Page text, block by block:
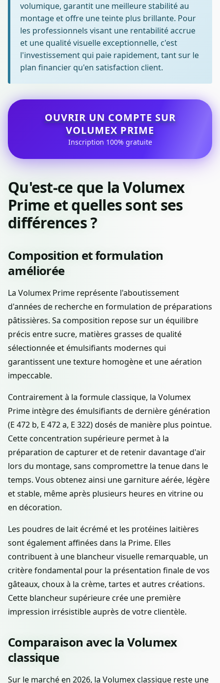
volumique, garantit une meilleure stabilité au
montage et offre une teinte plus brillante. Pour
les professionnels visant une rentabilité accrue
et une qualité visuelle exceptionnelle, c'est
l'investissement qui paie rapidement, tant sur le
plan financier qu'en satisfaction client.
OUVRIR UN COMPTE SUR
VOLUMEX PRIME
Inscription 100% gratuite
Qu'est-ce que la Volumex
Prime et quelles sont ses
différences ?
Composition et formulation
améliorée
La Volumex Prime représente l'aboutissement
d'années de recherche en formulation de préparations
pâtissières. Sa composition repose sur un équilibre
précis entre sucre, matières grasses de qualité
sélectionnée et émulsifiants modernes qui
garantissent une texture homogène et une aération
impeccable.
Contrairement à la formule classique, la Volumex
Prime intègre des émulsifiants de dernière génération
(E 472 b, E 472 a, E 322) dosés de manière plus pointue.
Cette concentration supérieure permet à la
préparation de capturer et de retenir davantage d'air
lors du montage, sans compromettre la tenue dans le
temps. Vous obtenez ainsi une garniture aérée, légère
et stable, même après plusieurs heures en vitrine ou
en décoration.
Les poudres de lait écrémé et les protéines laitières
sont également affinées dans la Prime. Elles
contribuent à une blancheur visuelle remarquable, un
critère fondamental pour la présentation finale de vos
gâteaux, choux à la crème, tartes et autres créations.
Cette blancheur supérieure crée une première
impression irrésistible auprès de votre clientèle.
Comparaison avec la Volumex
classique
Sur le marché en 2026, la Volumex classique reste une